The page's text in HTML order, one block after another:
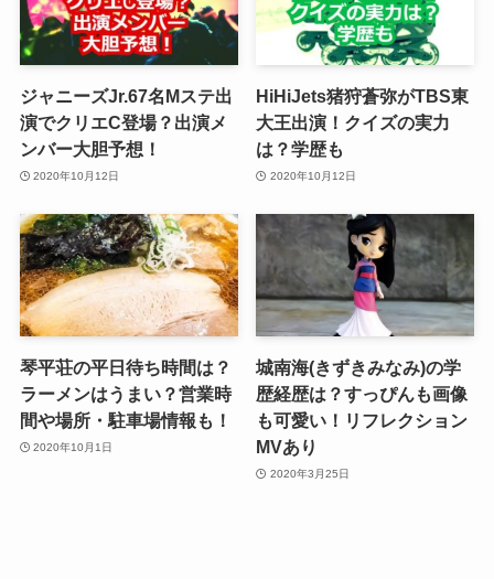
ジャニーズJr.67名Mステ出
演でクリエC登場？出演メ
ンバー大胆予想！
2020年10月12日
HiHiJets猪狩蒼弥がTBS東
大王出演！クイズの実力
は？学歴も
2020年10月12日
琴平荘の平日待ち時間は？
ラーメンはうまい？営業時
間や場所・駐車場情報も！
2020年10月1日
城南海(きずきみなみ)の学
歴経歴は？すっぴんも画像
も可愛い！リフレクション
MVあり
2020年3月25日